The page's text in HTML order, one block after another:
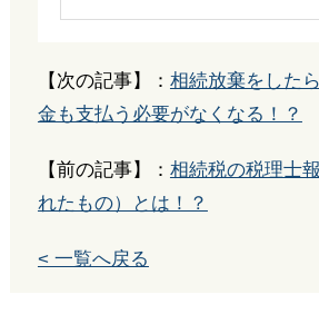
【次の記事】： 相続放棄をした
金も支払う必要がなくなる！？
【前の記事】： 相続税の税理士
れたもの）とは！？
< 一覧へ戻る